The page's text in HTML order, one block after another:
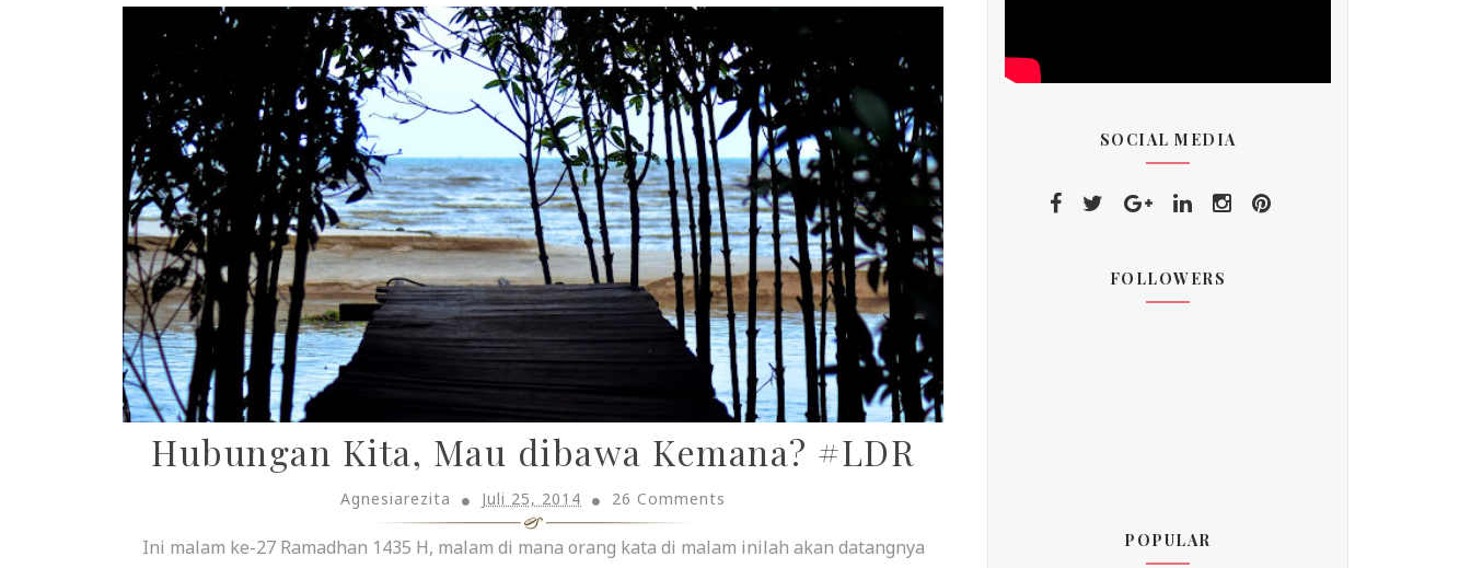
Hubungan Kita, Mau dibawa Kemana? #LDR
Agnesiarezita Juli 25, 2014 26 Comments
Ini malam ke-27 Ramadhan 1435 H, malam di mana orang kata di malam inilah akan datangnya
SOCIAL MEDIA
FOLLOWERS
POPULAR